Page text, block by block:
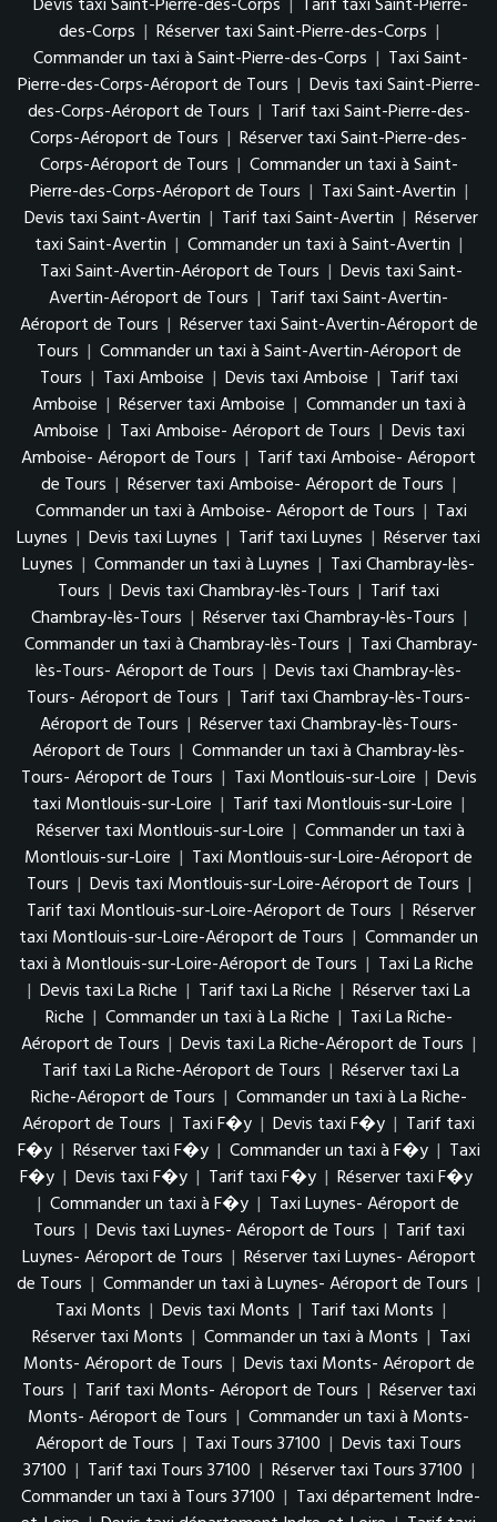
des-Corps | Réserver taxi Saint-Pierre-des-Corps |
Commander un taxi à Saint-Pierre-des-Corps | Taxi Saint-
Pierre-des-Corps-Aéroport de Tours | Devis taxi Saint-Pierre-
des-Corps-Aéroport de Tours | Tarif taxi Saint-Pierre-des-
Corps-Aéroport de Tours | Réserver taxi Saint-Pierre-des-
Corps-Aéroport de Tours | Commander un taxi à Saint-
Pierre-des-Corps-Aéroport de Tours | Taxi Saint-Avertin |
Devis taxi Saint-Avertin | Tarif taxi Saint-Avertin | Réserver
taxi Saint-Avertin | Commander un taxi à Saint-Avertin |
Taxi Saint-Avertin-Aéroport de Tours | Devis taxi Saint-
Avertin-Aéroport de Tours | Tarif taxi Saint-Avertin-
Aéroport de Tours | Réserver taxi Saint-Avertin-Aéroport de
Tours | Commander un taxi à Saint-Avertin-Aéroport de
Tours | Taxi Amboise | Devis taxi Amboise | Tarif taxi
Amboise | Réserver taxi Amboise | Commander un taxi à
Amboise | Taxi Amboise- Aéroport de Tours | Devis taxi
Amboise- Aéroport de Tours | Tarif taxi Amboise- Aéroport
de Tours | Réserver taxi Amboise- Aéroport de Tours |
Commander un taxi à Amboise- Aéroport de Tours | Taxi
Luynes | Devis taxi Luynes | Tarif taxi Luynes | Réserver taxi
Luynes | Commander un taxi à Luynes | Taxi Chambray-lès-
Tours | Devis taxi Chambray-lès-Tours | Tarif taxi
Chambray-lès-Tours | Réserver taxi Chambray-lès-Tours |
Commander un taxi à Chambray-lès-Tours | Taxi Chambray-
lès-Tours- Aéroport de Tours | Devis taxi Chambray-lès-
Tours- Aéroport de Tours | Tarif taxi Chambray-lès-Tours-
Aéroport de Tours | Réserver taxi Chambray-lès-Tours-
Aéroport de Tours | Commander un taxi à Chambray-lès-
Tours- Aéroport de Tours | Taxi Montlouis-sur-Loire | Devis
taxi Montlouis-sur-Loire | Tarif taxi Montlouis-sur-Loire |
Réserver taxi Montlouis-sur-Loire | Commander un taxi à
Montlouis-sur-Loire | Taxi Montlouis-sur-Loire-Aéroport de
Tours | Devis taxi Montlouis-sur-Loire-Aéroport de Tours |
Tarif taxi Montlouis-sur-Loire-Aéroport de Tours | Réserver
taxi Montlouis-sur-Loire-Aéroport de Tours | Commander un
taxi à Montlouis-sur-Loire-Aéroport de Tours | Taxi La Riche
| Devis taxi La Riche | Tarif taxi La Riche | Réserver taxi La
Riche | Commander un taxi à La Riche | Taxi La Riche-
Aéroport de Tours | Devis taxi La Riche-Aéroport de Tours |
Tarif taxi La Riche-Aéroport de Tours | Réserver taxi La
Riche-Aéroport de Tours | Commander un taxi à La Riche-
Aéroport de Tours | Taxi F�y | Devis taxi F�y | Tarif taxi
F�y | Réserver taxi F�y | Commander un taxi à F�y | Taxi
F�y | Devis taxi F�y | Tarif taxi F�y | Réserver taxi F�y
| Commander un taxi à F�y | Taxi Luynes- Aéroport de
Tours | Devis taxi Luynes- Aéroport de Tours | Tarif taxi
Luynes- Aéroport de Tours | Réserver taxi Luynes- Aéroport
de Tours | Commander un taxi à Luynes- Aéroport de Tours |
Taxi Monts | Devis taxi Monts | Tarif taxi Monts |
Réserver taxi Monts | Commander un taxi à Monts | Taxi
Monts- Aéroport de Tours | Devis taxi Monts- Aéroport de
Tours | Tarif taxi Monts- Aéroport de Tours | Réserver taxi
Monts- Aéroport de Tours | Commander un taxi à Monts-
Aéroport de Tours | Taxi Tours 37100 | Devis taxi Tours
37100 | Tarif taxi Tours 37100 | Réserver taxi Tours 37100 |
Commander un taxi à Tours 37100 | Taxi département Indre-